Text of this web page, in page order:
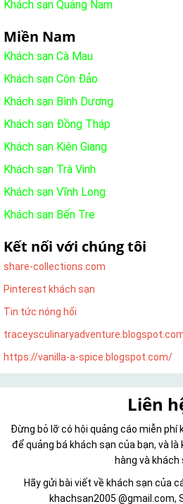
Khách sạn Quảng Nam
Miền Nam
Khách sạn Cà Mau
Khách sạn Côn Đảo
Khách sạn Bình Dương
Khách sạn Đồng Tháp
Khách sạn Kiên Giang
Khách sạn Trà Vinh
Khách sạn Vĩnh Long
Khách sạn Bến Tre
Kết nối với chúng tôi
share-collections.com
Pinterest khách sạn
Tin tức nóng hổi
https://vanilla-a-spice.blogspot.com/
Liên
Đừng bỏ lỡ có hội quảng cáo miễn phí
để quảng bá khách sạn của bạn, và
hàng và khách
Hãy gửi bài viết về khách sạn của
khachsan2005 @gmail.com,